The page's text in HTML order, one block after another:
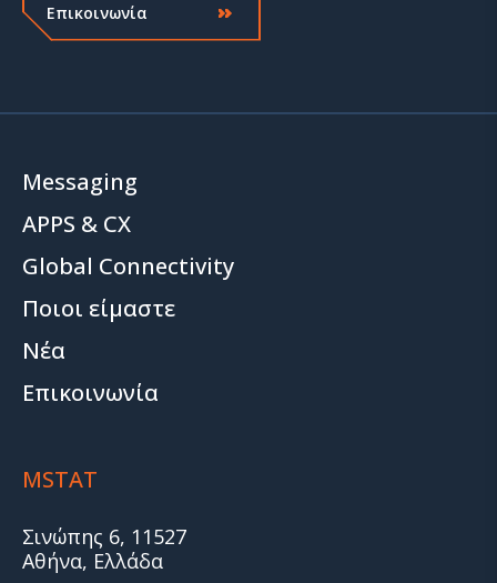
Επικοινωνία
Messaging
APPS & CX
Global Connectivity
Ποιοι είμαστε
Νέα
Επικοινωνία
MSTAT
Σινώπης 6, 11527
Αθήνα, Ελλάδα